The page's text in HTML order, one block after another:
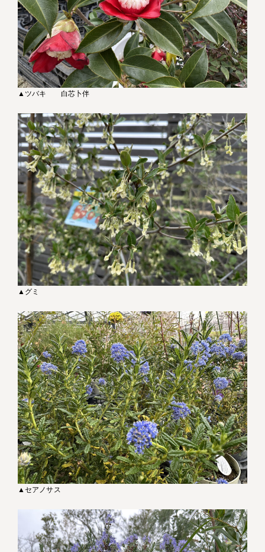
▲ツバキ 白芯卜伴
▲グミ
▲セアノサス